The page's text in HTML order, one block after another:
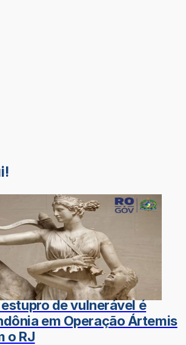
de vulnerável é
em Operação Ártemis
o RJ